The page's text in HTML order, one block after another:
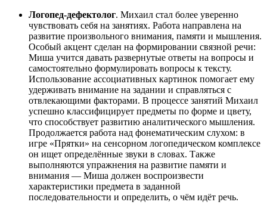
Логопед-дефектолог. Михаил стал более уверенно
чувствовать себя на занятиях. Работа направлена на
развитие произвольного внимания, памяти и мышления.
Особый акцент сделан на формировании связной речи:
Миша учится давать развернутые ответы на вопросы и
самостоятельно формулировать вопросы к тексту.
Использование ассоциативных картинок помогает ему
удерживать внимание на задании и справляться с
отвлекающими факторами. В процессе занятий Михаил
успешно классифицирует предметы по форме и цвету,
что способствует развитию аналитического мышления.
Продолжается работа над фонематическим слухом: в
игре «Прятки» на сенсорном логопедическом комплексе
он ищет определённые звуки в словах. Также
выполняются упражнения на развитие памяти и
внимания — Миша должен воспроизвести
характеристики предмета в заданной
последовательности и определить, о чём идёт речь.